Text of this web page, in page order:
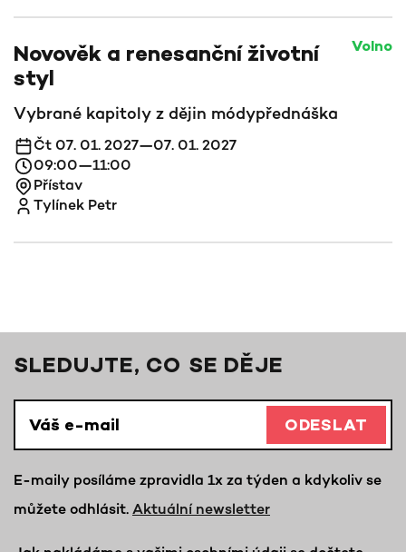
Novověk a renesanční životní
styl
Volno
Vybrané kapitoly z dějin módypřednáška
Čt 07. 01. 2027—07. 01. 2027
09:00—11:00
Přístav
Tylínek Petr
SLEDUJTE, CO SE DĚJE
ODESLAT
E-maily posíláme zpravidla 1x za týden a kdykoliv se
můžete odhlásit. Aktuální newsletter